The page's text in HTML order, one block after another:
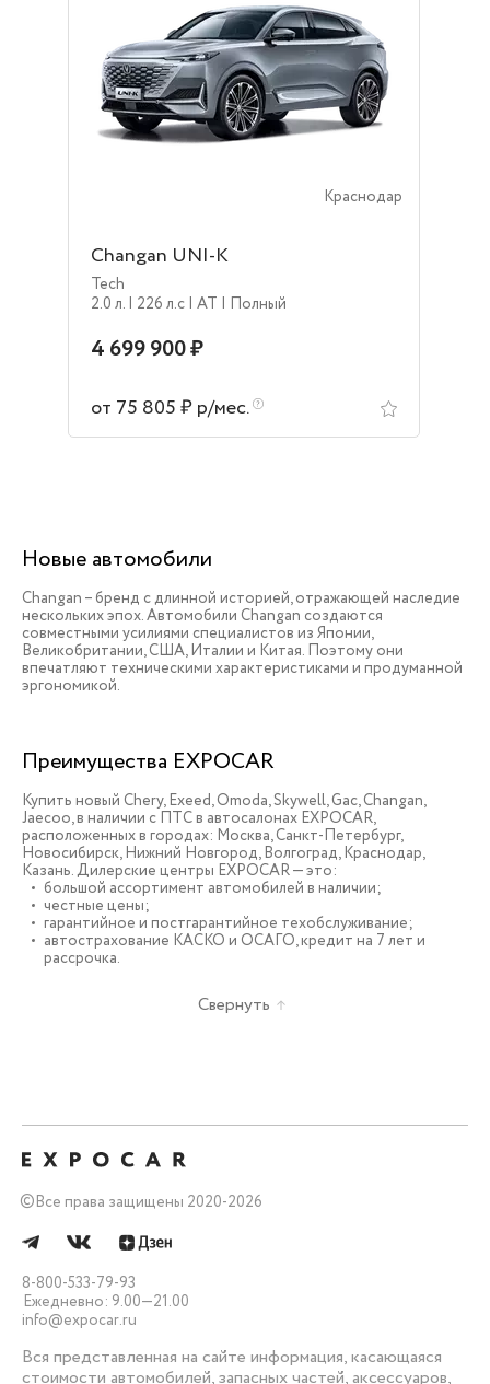
Краснодар
Changan UNI-K
Tech
2.0 л. | 226 л.c | AT | Полный
4 699 900 ₽
от 75 805 ₽ р/мес.
Новые автомобили
Changan – бренд с длинной историей, отражающей наследие
нескольких эпох. Автомобили Changan создаются
совместными усилиями специалистов из Японии,
Великобритании, США, Италии и Китая. Поэтому они
впечатляют техническими характеристиками и продуманной
эргономикой.
Преимущества EXPOCAR
Купить новый Chery, Exeed, Omoda, Skywell, Gac, Changan,
Jaecoo, в наличии c ПТС в автосалонах EXPOCAR,
расположенных в городах: Москва, Санкт-Петербург,
Новосибирск, Нижний Новгород, Волгоград, Краснодар,
Казань. Дилерские центры EXPOCAR — это:
большой ассортимент автомобилей в наличии;
честные цены;
гарантийное и постгарантийное техобслуживание;
автострахование КАСКО и ОСАГО, кредит на 7 лет и
рассрочка.
Свернуть
©Все права защищены 2020-2026
8-800-533-79-93
Ежедневно: 9.00—21.00
info@expocar.ru
Вся представленная на сайте информация, касающаяся
стоимости автомобилей, запасных частей, аксессуаров,